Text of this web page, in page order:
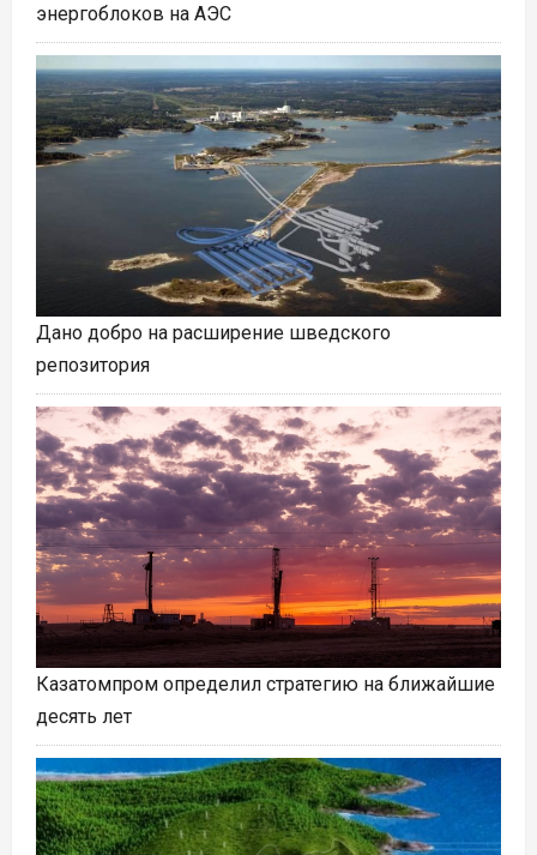
энергоблоков на АЭС
Дано добро на расширение шведского
репозитория
Казатомпром определил стратегию на ближайшие
десять лет